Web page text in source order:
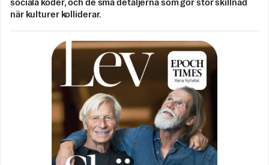
sociala koder, och de små detaljerna som gör stor skillnad
när kulturer kolliderar.